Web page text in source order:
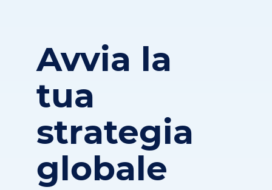
Avvia la
tua
strategia
globale